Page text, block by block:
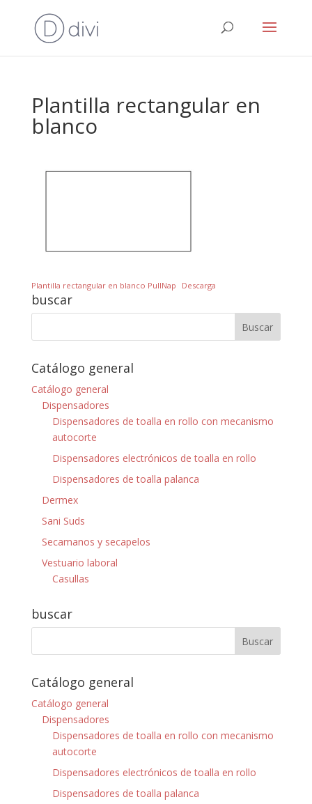
Plantilla rectangular en
blanco
Plantilla rectangular en blanco PullNap Descarga
buscar
Catálogo general
Catálogo general
Dispensadores
Dispensadores de toalla en rollo con mecanismo
autocorte
Dispensadores electrónicos de toalla en rollo
Dispensadores de toalla palanca
Dermex
Sani Suds
Secamanos y secapelos
Vestuario laboral
Casullas
buscar
Catálogo general
Catálogo general
Dispensadores
Dispensadores de toalla en rollo con mecanismo
autocorte
Dispensadores electrónicos de toalla en rollo
Dispensadores de toalla palanca